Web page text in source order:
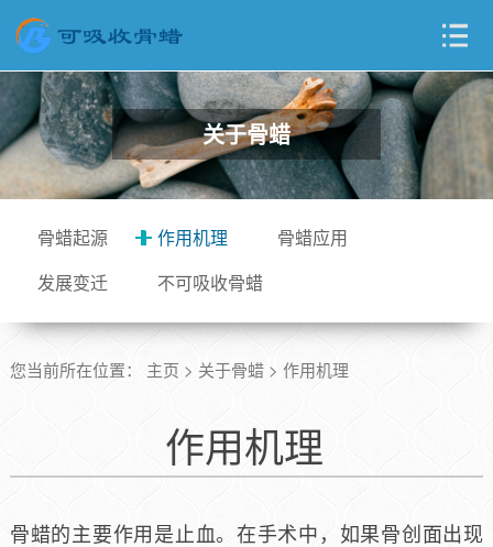
关于骨蜡
骨蜡起源 作用机理
骨蜡应用
发展变迁
不可吸收骨蜡
您当前所在位置： 主页 > 关于骨蜡> 作用机理
作用机理
骨蜡的主要作用是止血。在手术中，如果骨创面出现